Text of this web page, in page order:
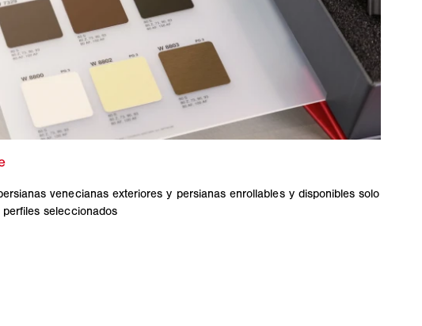
venecianas exteriores y persianas enrollables y disponibles solo
seleccionados